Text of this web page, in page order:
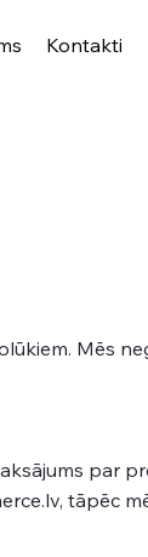
Kontakti
Mēs
par
tāpēc